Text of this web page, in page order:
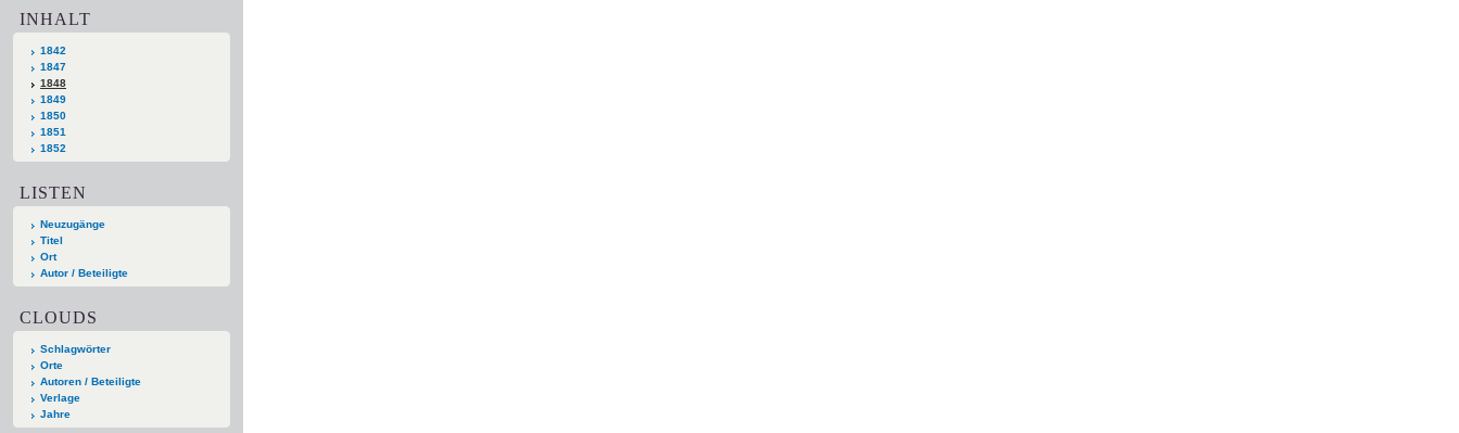
INHALT
1842
1847
1848
1849
1850
1851
1852
LISTEN
Neuzugänge
Titel
Ort
Autor / Beteiligte
CLOUDS
Schlagwörter
Orte
Autoren / Beteiligte
Verlage
Jahre